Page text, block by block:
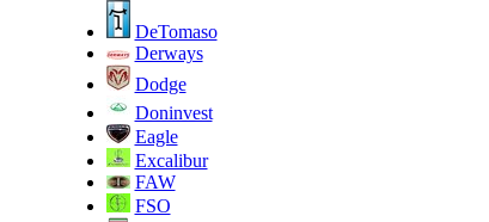
DeTomaso
Derways
Dodge
Doninvest
Eagle
Excalibur
FAW
FSO